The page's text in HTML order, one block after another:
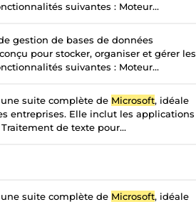
suivantes : Moteur...
gestion de bases de données
pour stocker, organiser et gérer les
suivantes : Moteur...
suite complète de Microsoft, idéale
entreprises. Elle inclut les applications
de texte pour...
suite complète de Microsoft, idéale